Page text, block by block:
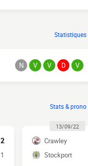
Statistiques
N V V D V
Stats & prono
2
1
13/09/22
Crawley
Stockport